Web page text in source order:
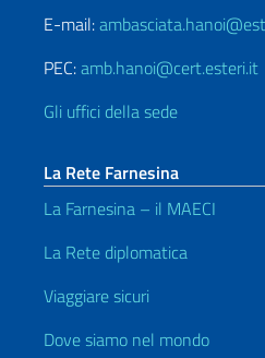
E-mail:
PEC:amb.hanoi@cert.esteri.it
Gli uffici della sede
La Rete Farnesina
La Farnesina – il MAECI
La Rete diplomatica
Viaggiare sicuri
Dove siamo nel mondo